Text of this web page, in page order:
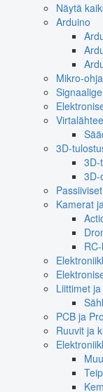
Näytä
Arduino
Mikro-
3D-
3D-
3D-
Kamerat
Liittimet
PCB ja
Ruuvit ja